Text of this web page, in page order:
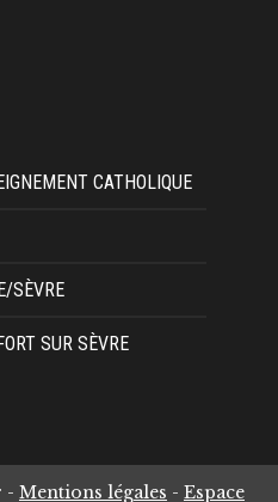
CATHOLIQUE
SÈVRE
SUR SÈVRE
- Mentions légales - Espace